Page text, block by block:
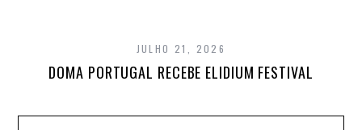
JULHO 21, 2026
DOMA PORTUGAL RECEBE ELIDIUM FESTIVAL